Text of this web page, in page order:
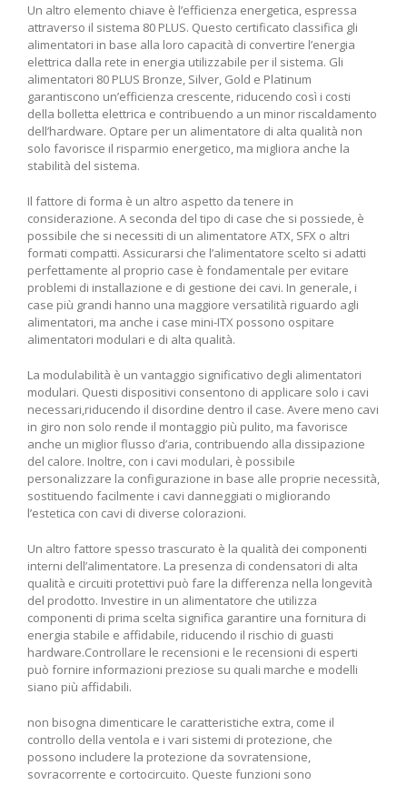
Un altro elemento ⁤chiave è l’efficienza energetica, espressa
attraverso il sistema 80 PLUS. Questo certificato classifica gli
alimentatori in base⁤ alla loro capacità di convertire l’energia
elettrica dalla rete in energia utilizzabile per⁣ il sistema. Gli
alimentatori 80 PLUS Bronze,‌ Silver, Gold e Platinum
garantiscono un’efficienza crescente, riducendo ⁢così i costi
della bolletta elettrica e contribuendo a un minor riscaldamento
dell’hardware. Optare per un⁣ alimentatore ⁢di alta qualità non
⁢solo favorisce il risparmio energetico, ma migliora‌ anche la
stabilità del sistema.
Il fattore di forma è un altro aspetto ‍da tenere in
considerazione. A ⁤seconda del tipo di case ​che si possiede, è
possibile che si necessiti di un alimentatore‌ ATX, SFX ⁤o altri
⁣formati compatti. Assicurarsi che l’alimentatore⁤ scelto si adatti
perfettamente al proprio case è fondamentale per evitare ​
problemi di installazione e di gestione dei cavi. In generale,⁣ i‌
case⁢ più grandi hanno⁣ una maggiore versatilità riguardo agli
alimentatori,​ ma anche i case mini-ITX possono⁣ ospitare⁤
alimentatori modulari ⁣e di alta‍ qualità.
La modulabilità è un vantaggio significativo degli ⁤alimentatori⁤
modulari. Questi dispositivi consentono di applicare ⁣solo⁤ i cavi
necessari,riducendo il disordine dentro il case. ‌Avere meno cavi
in giro non solo rende il montaggio ​più pulito, ma favorisce
anche un miglior flusso​ d’aria, contribuendo⁢ alla dissipazione
del calore. Inoltre,​ con i cavi modulari, è possibile⁤
personalizzare ‌la configurazione ‌in base alle proprie necessità,
sostituendo facilmente i cavi danneggiati o migliorando
l’estetica con cavi di diverse colorazioni.
Un altro fattore spesso trascurato è la qualità dei componenti
interni dell’alimentatore. La presenza di condensatori ⁢di alta
qualità e circuiti protettivi può fare la differenza nella longevità
del prodotto. Investire in un alimentatore che utilizza
componenti di⁣ prima ⁣scelta significa garantire una fornitura⁤ di
energia stabile e affidabile,⁣ riducendo​ il rischio di guasti
hardware.Controllare le recensioni e le recensioni di esperti
può fornire informazioni preziose su quali marche‍ e modelli
⁢siano più affidabili.
non bisogna ⁢dimenticare le caratteristiche extra, come il
controllo della ventola e ‌i vari sistemi di protezione, ⁣che
possono includere la ⁤protezione da sovratensione,‌
sovracorrente e cortocircuito. Queste funzioni sono